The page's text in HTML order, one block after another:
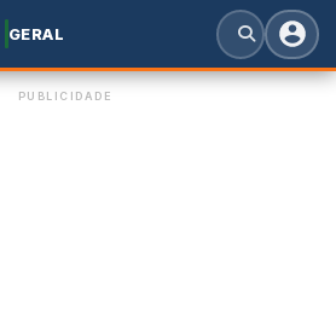
GERAL
PUBLICIDADE